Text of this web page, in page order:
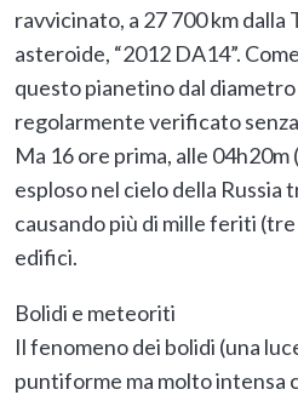
ravvicinato, a 27 700 km dalla
asteroide, “2012 DA14”.
questo pianetino dal diametro
regolarmente verificato
Ma 16 ore prima, alle
esploso nel cielo della Russia
causando più di mille feriti
edifici.
Bolidi e meteoriti
Il fenomeno dei bolidi (una
puntiforme ma molto intensa